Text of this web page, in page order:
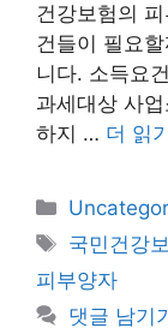
건강보험의
건들이 필요
니다. 소득요
과세대상 사
하지 … 더 읽기
카
테
리
태
그
국민건강
피부양자
댓글 남기